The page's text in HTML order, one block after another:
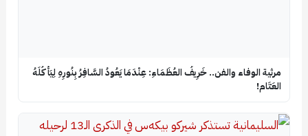
​مرثية الوفاء والفن.. خَرِيفُ العُظَمَاءِ: عِنْدَمَا يَعُودُ السَّافِرُ بِنُورِهِ لِيَأْكُلَهُ
العَتَام!